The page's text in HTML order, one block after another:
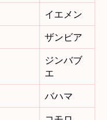
イエメン
ザンビア
ジンバブ
エ
バハマ